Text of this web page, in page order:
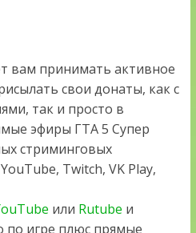
вам принимать активное
свои донаты, как с
так и просто в
эфиры ГТА 5 Супер
стриминговых
Twitch, VK Play,
или Rutube и
по игре плюс прямые